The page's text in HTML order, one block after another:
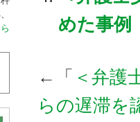
めた事例
←「 ＜弁護
らの遅滞を